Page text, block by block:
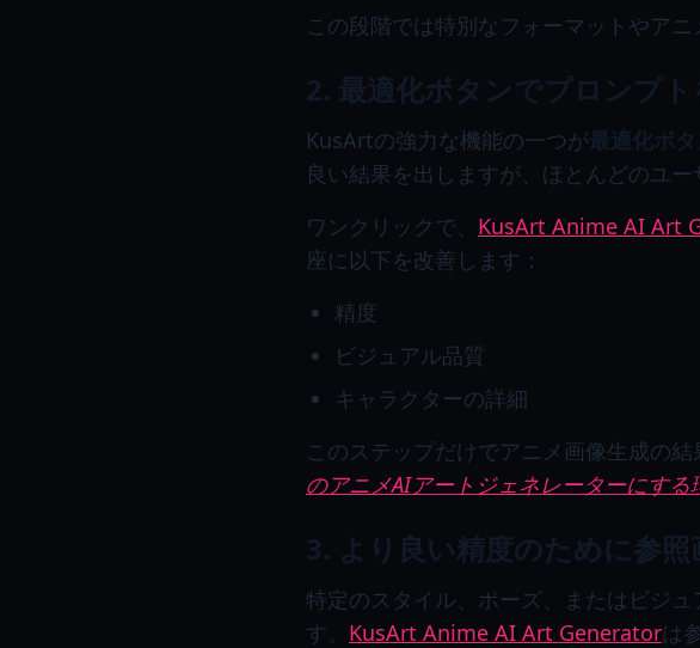
この段階では特別なフォーマットやアニ
2. 最適化ボタンでプロンプ
KusArtの強力な機能の一つが最適化ボ
良い結果を出しますが、ほとんどのユ
ワンクリックで、 KusArt Anime AI Art
座に以下を改善します：
精度
ビジュアル品質
キャラクターの詳細
このステップだけでアニメ画像生成の結
のアニメAIアートジェネレーターにする
3. より良い精度のために参照
特定のスタイル、ポーズ、またはビジ
す。 KusArt Anime AI Art Generatorは